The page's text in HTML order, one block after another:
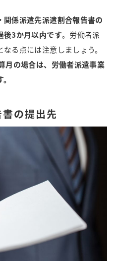
係派遣先派遣割合報告書の
後3か月以内です。労働者派
る点には注意しましょう。
月の場合は、労働者派遣事業
の提出先